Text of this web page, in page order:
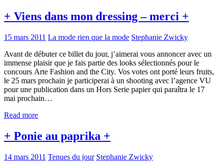
+ Viens dans mon dressing – merci +
15 mars 2011 La mode rien que la mode Stephanie Zwicky
Avant de débuter ce billet du jour, j’aimerai vous annoncer avec un
immense plaisir que je fais partie des looks sélectionnés pour le
concours Arte Fashion and the City. Vos votes ont porté leurs fruits,
le 25 mars prochain je participerai à un shooting avec l’agence VU
pour une publication dans un Hors Serie papier qui paraîtra le 17
mai prochain…
Read more
+ Ponie au paprika +
14 mars 2011 Tenues du jour Stephanie Zwicky